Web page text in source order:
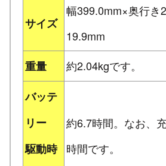
サイズ
幅399.0mm×奥行き
19.9mm
重量
約2.04kgです。
バッテ
リー
駆動時
約6.7時間。なお、
時間です。